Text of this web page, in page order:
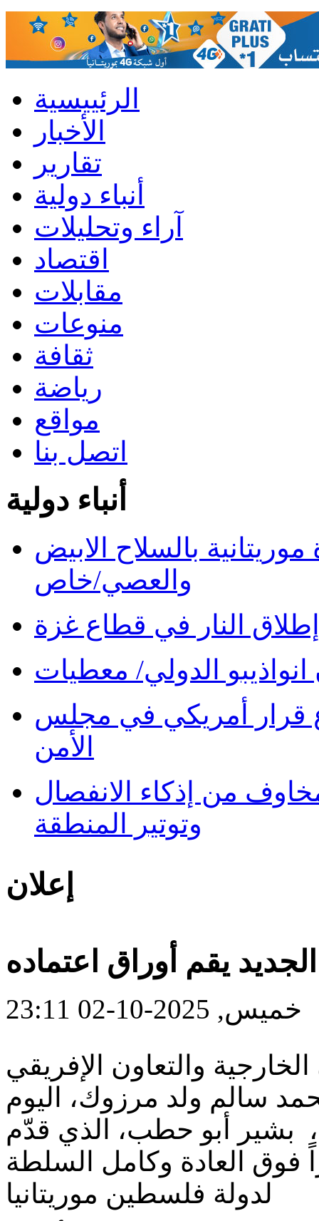
الرئييسية
الأخبار
تقارير
أنباء دولية
آراء وتحليلات
اقتصاد
مقابلات
منوعات
ثقافة
رياضة
مواقع
اتصل بنا
أنباء دولية
بالسلاح الابيض
والعصي/خاص
النار في قطاع غزة
الدولي/ معطيات
قرار أمريكي في مجلس
الأمن
من إذكاء الانفصال
وتوتير المنطقة
إعلان
يقم أوراق اعتماده
خميس, 2025-10-02 23:11
والتعاون الإفريقي
سالم ولد مرزوك، اليوم
بشير أبو حطب، الذي قدّم
فوق العادة وكامل السلطة
لدولة فلسطين موريتانيا